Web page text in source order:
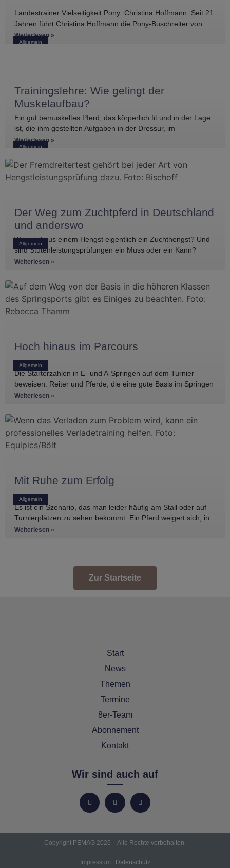
Allgemein
Landestrainer Vielseitigkeit Pony: Christina Hoffmann Seit 21
Jahren führt Christina Hoffmann die Pony-Buschreiter von
einem Erfolg zum nächsten. Ihre ersten
Weiterlesen »
Allgemein
Trainingslehre: Wie gelingt der
Muskelaufbau?
Ein gut bemuskeltes Pferd, das körperlich fit und in der Lage
ist, die ihm gestellten Aufgaben in der Dressur, im
Weiterlesen »
Allgemein
Der Weg zum Zuchtpferd in Deutschland
und anderswo
Wie wird aus einem Hengst eigentlich ein Zuchthengst? Und
sind Stutenleistungsprüfungen ein Muss oder ein Kann?
Einblicke in die Regelwerke
Weiterlesen »
Allgemein
Hoch hinaus im Parcours
Die Starterzahlen in E- und A-Springen auf dem Turnier
beweisen: Reiter und Pferde, die eine gute Basis im Springen
haben, gibt es
Weiterlesen »
Allgemein
Mit Ruhe zum Erfolg
Es ist ein Szenario, das man leider häufig am Stall oder auf
Turnierplätzen zu sehen bekommt: Ein Pferd weigert sich, in
den Anhänger zu
Weiterlesen »
Zur Startseite
Start
News
Themen
Termine
8er-Team
Abonnement
Kontakt
Wir sind auch auf
Copyright PEMAG 2026 – Alle Rechte vorbehalten.
Impressum Datenschutz